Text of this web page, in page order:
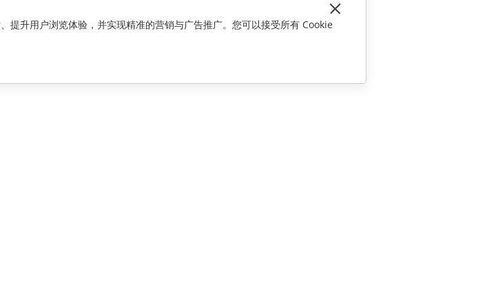
提升用户浏览体验，并实现精准的营销与广告推广。您可以接受所有 Cookie